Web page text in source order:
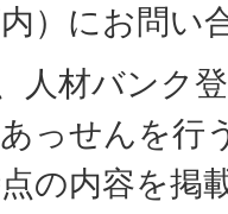
）にお問い
人材バンク
っせんを行
の内容を掲